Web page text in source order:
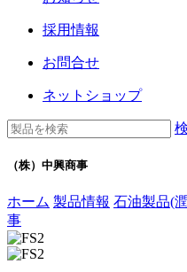
採用情報
お問合せ
ネットショップ
（株）中興商事
ホーム 製品情報 石油製品(
事